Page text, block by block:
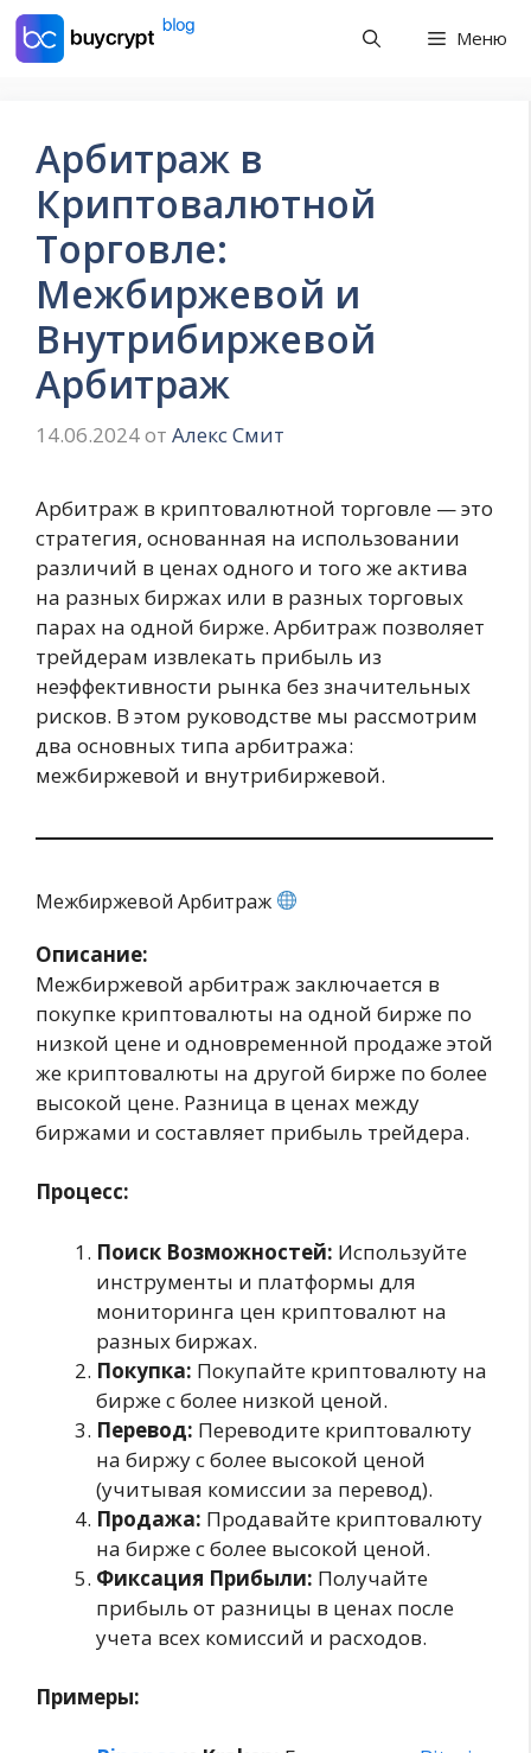
Перейти
Меню
Арбитраж в
Криптовалютной
Торговле:
Межбиржевой и
Внутрибиржевой
Арбитраж
14.06.2024от Алекс Смит
Арбитраж в криптовалютной торговле — это
стратегия, основанная на использовании
различий в ценах одного и того же актива
на разных биржах или в разных торговых
парах на одной бирже. Арбитраж позволяет
трейдерам извлекать прибыль из
неэффективности рынка без значительных
рисков. В этом руководстве мы рассмотрим
два основных типа арбитража:
межбиржевой и внутрибиржевой.
Межбиржевой Арбитраж
Описание:
Межбиржевой арбитраж заключается в
покупке криптовалюты на одной бирже по
низкой цене и одновременной продаже этой
же криптовалюты на другой бирже по более
высокой цене. Разница в ценах между
биржами и составляет прибыль трейдера.
Процесс:
Поиск Возможностей: Используйте
инструменты и платформы для
мониторинга цен криптовалют на
разных биржах.
Покупка: Покупайте криптовалюту на
бирже с более низкой ценой.
Перевод: Переводите криптовалюту
на биржу с более высокой ценой
(учитывая комиссии за перевод).
Продажа: Продавайте криптовалюту
на бирже с более высокой ценой.
Фиксация Прибыли: Получайте
прибыль от разницы в ценах после
учета всех комиссий и расходов.
Примеры: